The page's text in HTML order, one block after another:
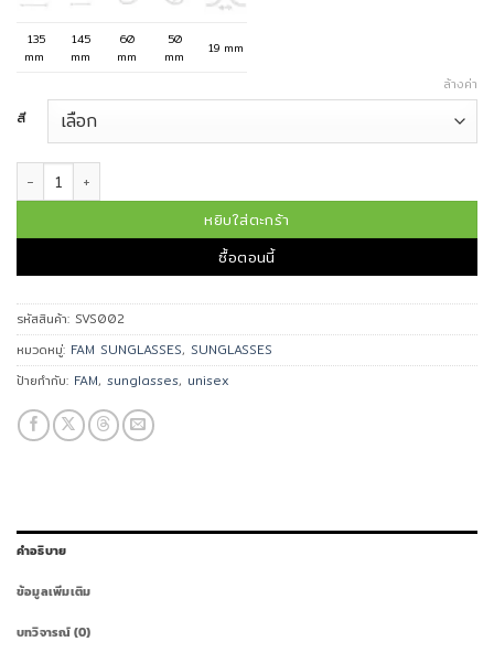
135
mm
145
mm
60
mm
50
mm
19 mm
สี
ล้างค่า
จำนวน FAM แว่นกันแดด รุ่น SVS002 ชิ้น
หยิบใส่ตะกร้า
ซื้อตอนนี้
รหัสสินค้า: SVS002
หมวดหมู่: FAM SUNGLASSES, SUNGLASSES
ป้ายกำกับ: FAM, sunglasses, unisex
คำอธิบาย
ข้อมูลเพิ่มเติม
บทวิจารณ์ (0)